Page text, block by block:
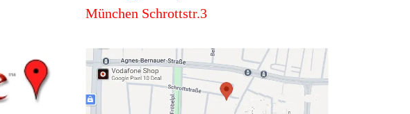
München Schrottstr.3